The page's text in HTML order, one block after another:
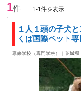
1件 1-1件を表示
１人１頭の子犬
くば国際ペット専
専修学校（専門学校）｜茨城県